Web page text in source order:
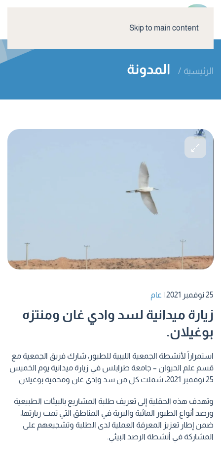
Skip to main content
الرئيسية المدونة
25 نوفمبر 2021 | عام
زيارة ميدانية لسد وادي غان ومنتزه
بوغيلان.
استمراراً لأنشطة الجمعية الليبية للطيور، شارك فريق الجمعية مع
قسم علم الحيوان – جامعة طرابلس في زيارة ميدانية يوم الخميس
25 نوفمبر 2021، شملت كل من سد وادي غان ومحمية بوغيلان.
وتهدف هذه الحقلية إلى تعريف طلبة المشاريع بالبيئات الطبيعية
ورصد أنواع الطيور المائية والبرية في المناطق التي تمت زيارتها،
ضمن إطار تعزيز المعرفة العملية لدى الطلبة وتشجيعهم على
المشاركة في أنشطة الرصد البيئي.